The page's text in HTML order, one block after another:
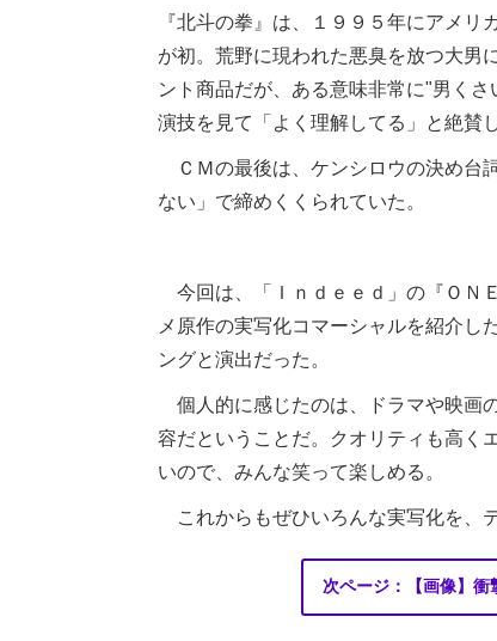
『北斗の拳』は、１９９５年にアメ
が初。荒野に現われた悪臭を放つ大男
ント商品だが、ある意味非常に"男くさ
演技を見て「よく理解してる」と絶賛
ＣＭの最後は、ケンシロウの決め台
ない」で締めくくられていた。
今回は、「Ｉｎｄｅｅｄ」の『ＯＮ
メ原作の実写化コマーシャルを紹介し
ングと演出だった。
個人的に感じたのは、ドラマや映画
容だということだ。クオリティも高く
いので、みんな笑って楽しめる。
これからもぜひいろんな実写化を、
次ページ：【画像】